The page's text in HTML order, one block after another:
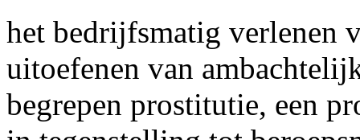
het bedrijfsmatig verlenen
uitoefenen van
begrepen prostitutie, een